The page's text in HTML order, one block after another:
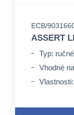
ECB/
ASSERT
Typ:
Vhodné